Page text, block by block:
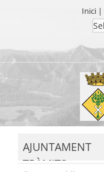
Inici |
contingut.
Salta
AJUNTAMENT
TRÀMITS